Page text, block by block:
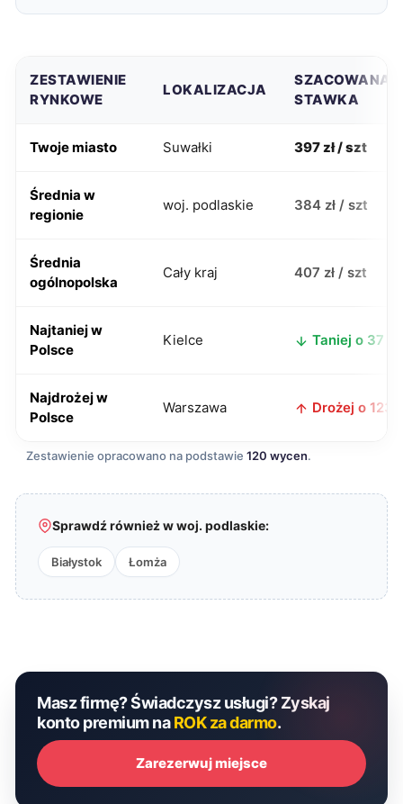
ZESTAWIENIE
RYNKOWE
LOKALIZACJA
SZACOWANA
STAWKA
Twoje miasto Suwałki 397 zł / szt
Średnia w
regionie
woj. podlaskie 384 zł / szt
Średnia
ogólnopolska
Cały kraj 407 zł / szt
Najtaniej w
Polsce
Kielce Taniej o 37 zł
Najdrożej w
Polsce
Warszawa Drożej o 123
Zestawienie opracowano na podstawie 120 wycen.
Sprawdź również w woj. podlaskie:
Białystok Łomża
Masz firmę? Świadczysz usługi? Zyskaj
konto premium naROK za darmo.
Zarezerwuj miejsce